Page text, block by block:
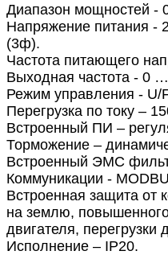
Диапазон мощностей -
Напряжение питания -
(3ф).
Частота питающего
Выходная частота - 0
Режим управления - U/
Перегрузка по току –
Встроенный ПИ –
Торможение –
Встроенный ЭМС
Коммуникации -
Встроенная защита от
на землю,
двигателя, перегрузки
Исполнение – IP20.